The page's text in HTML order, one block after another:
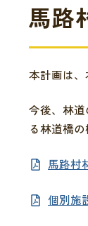
馬路村
村の歴史
馬路村へのアク
くらし
届出・登録・証明
税・保険・年金
観光・
お知らせ
観光案内所
お問い
お問い合わせ窓
ウェブアクセシ
馬路
本計画は
今後、林
る林道橋
馬路村
個別施